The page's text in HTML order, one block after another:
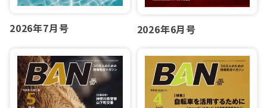
2026年7月号 2026年6月号